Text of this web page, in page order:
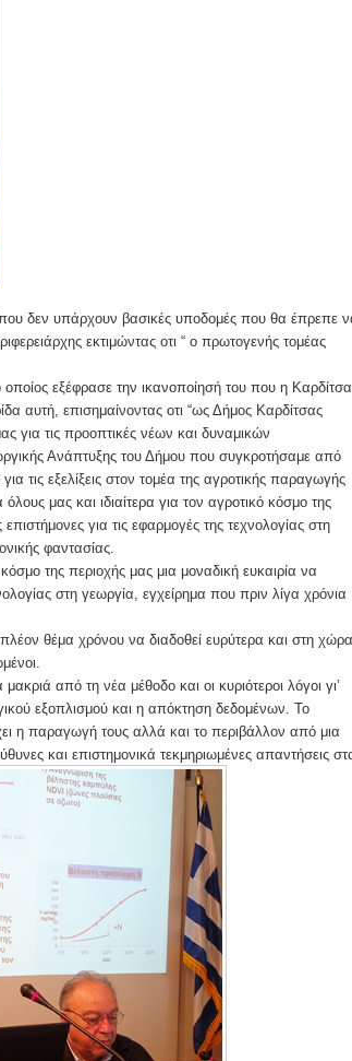
δεν υπάρχουν βασικές υποδομές που θα έπρεπε
εκτιμώντας οτι “ ο πρωτογενής τομέας
εξέφρασε την ικανοποίησή του που η Καρδίτσα
αυτή, επισημαίνοντας οτι “ως Δήμος Καρδίτσας
για τις προοπτικές νέων και δυναμικών
Ανάπτυξης του Δήμου που συγκροτήσαμε από
τις εξελίξεις στον τομέα της αγροτικής παραγωγής
μας και ιδιαίτερα για τον αγροτικό κόσμο της
για τις εφαρμογές της τεχνολογίας στη
φαντασίας.
της περιοχής μας μια μοναδική ευκαιρία να
στη γεωργία, εγχείρημα που πριν λίγα χρόνια
θέμα χρόνου να διαδοθεί ευρύτερα και στη χώρα
από τη νέα μέθοδο και οι κυριότεροι λόγοι γι’
εξοπλισμού και η απόκτηση δεδομένων. Το
η παραγωγή τους αλλά και το περιβάλλον από μια
και επιστημονικά τεκμηριωμένες απαντήσεις